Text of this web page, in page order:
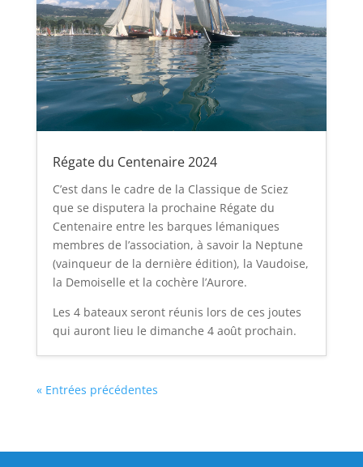
Régate du Centenaire 2024
C’est dans le cadre de la Classique de Sciez
que se disputera la prochaine Régate du
Centenaire entre les barques lémaniques
membres de l’association, à savoir la Neptune
(vainqueur de la dernière édition), la Vaudoise,
la Demoiselle et la cochère l’Aurore.
Les 4 bateaux seront réunis lors de ces joutes
qui auront lieu le dimanche 4 août prochain.
« Entrées précédentes